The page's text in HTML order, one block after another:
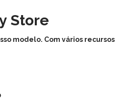
Store
modelo. Com vários recursos